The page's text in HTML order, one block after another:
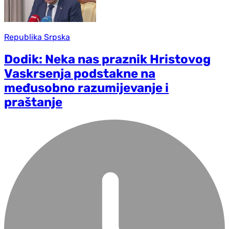
Republika Srpska
Dodik: Neka nas praznik Hristovog
Vaskrsenja podstakne na
međusobno razumijevanje i
praštanje